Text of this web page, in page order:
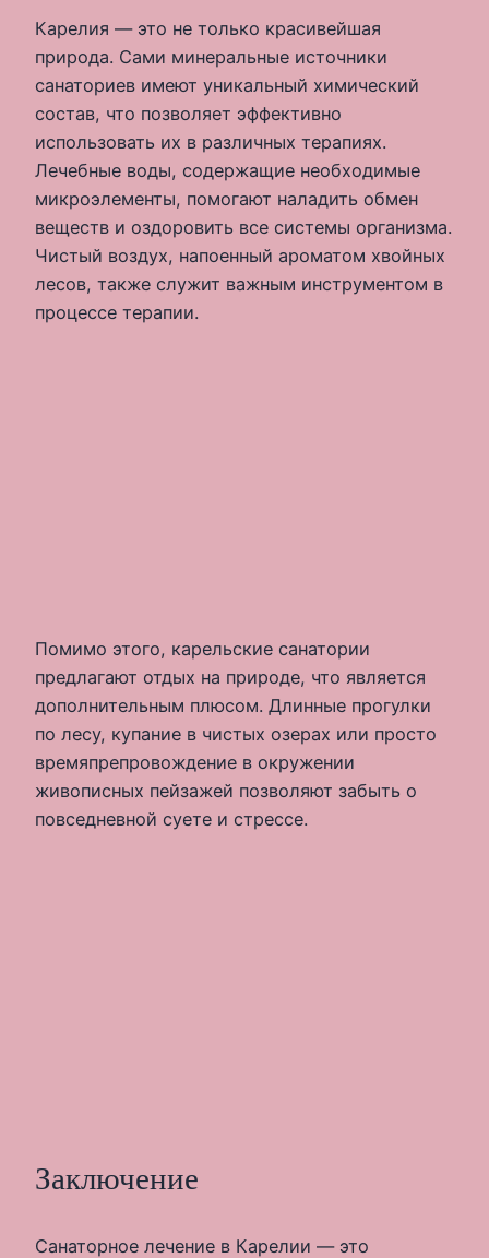
Карелия — это не только красивейшая
природа. Сами минеральные источники
санаториев имеют уникальный химический
состав, что позволяет эффективно
использовать их в различных терапиях.
Лечебные воды, содержащие необходимые
микроэлементы, помогают наладить обмен
веществ и оздоровить все системы организма.
Чистый воздух, напоенный ароматом хвойных
лесов, также служит важным инструментом в
процессе терапии.
Помимо этого, карельские санатории
предлагают отдых на природе, что является
дополнительным плюсом. Длинные прогулки
по лесу, купание в чистых озерах или просто
времяпрепровождение в окружении
живописных пейзажей позволяют забыть о
повседневной суете и стрессе.
Заключение
Санаторное лечение в Карелии — это